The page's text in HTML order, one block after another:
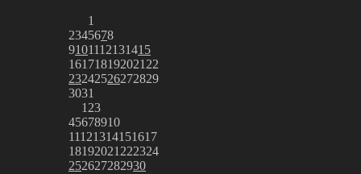
1
2345678
9101112131415
161718192021 22
23242526272829
3031
1 23
45678910
11121314151617
18192021 222324
252627282930